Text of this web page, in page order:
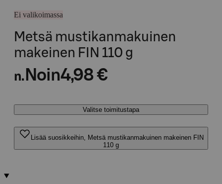
Ei valikoimassa
Metsä mustikanmakuinen
makeinen FIN 110 g
n. Noin4,98 €
Valitse toimitustapa
Lisää suosikkeihin, Metsä mustikanmakuinen makeinen FIN
110 g